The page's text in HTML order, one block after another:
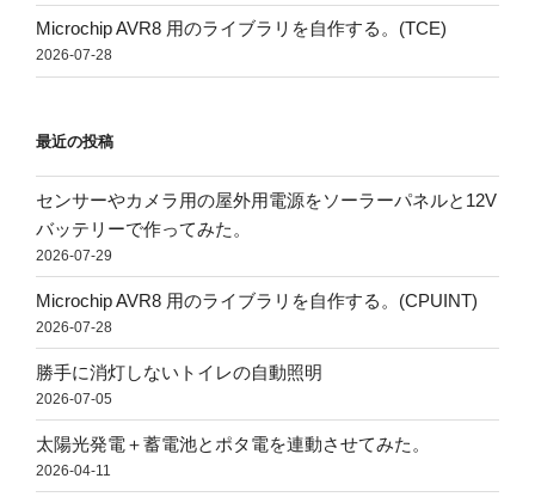
Microchip AVR8 用のライブラリを自作する。(TCE)
2026-07-28
最近の投稿
センサーやカメラ用の屋外用電源をソーラーパネルと12V
バッテリーで作ってみた。
2026-07-29
Microchip AVR8 用のライブラリを自作する。(CPUINT)
2026-07-28
勝手に消灯しないトイレの自動照明
2026-07-05
太陽光発電＋蓄電池とポタ電を連動させてみた。
2026-04-11